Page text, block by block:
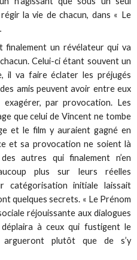
la vie de chacun, dans « Le
un révélateur qui va
Celui-ci étant souvent un
il va faire éclater les préjugés
amis peuvent avoir entre eux
par provocation. Les
que celui de Vincent ne tombe
et le film y auraient gagné en
et sa provocation ne soient là
autres qui finalement n’en
plus sur leurs réelles
catégorisation initiale laissait
quelques secrets. « Le Prénom
réjouissante aux dialogues
à ceux qui fustigent le
plutôt que de s’y